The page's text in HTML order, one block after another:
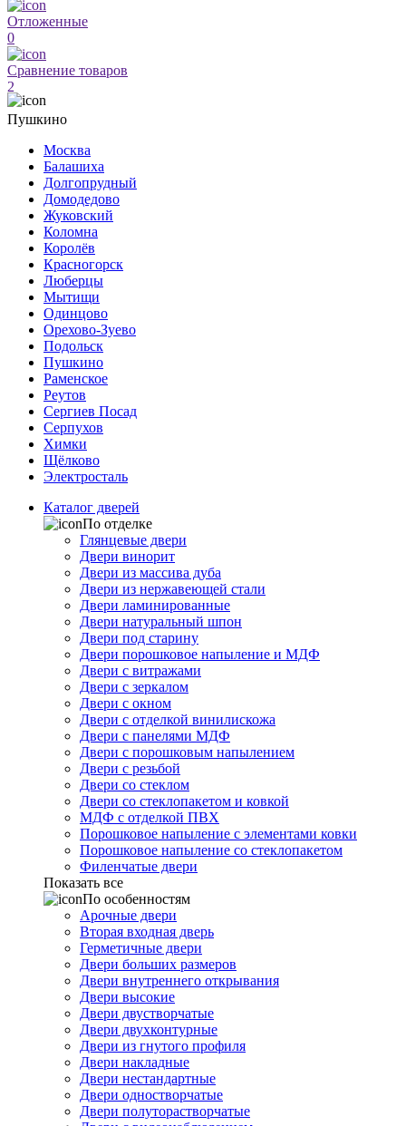
Отложенные
0
Сравнение товаров
2
Пушкино
Москва
Балашиха
Долгопрудный
Домодедово
Жуковский
Коломна
Королёв
Красногорск
Люберцы
Мытищи
Одинцово
Орехово-Зуево
Подольск
Пушкино
Раменское
Реутов
Сергиев Посад
Серпухов
Химки
Щёлково
Электросталь
Каталог дверей
По отделке
Глянцевые двери
Двери винорит
Двери из массива дуба
Двери из нержавеющей стали
Двери ламинированные
Двери натуральный шпон
Двери под старину
Двери порошковое напыление и МДФ
Двери с витражами
Двери с зеркалом
Двери с окном
Двери с отделкой винилискожа
Двери с панелями МДФ
Двери с порошковым напылением
Двери с резьбой
Двери со стеклом
Двери со стеклопакетом и ковкой
МДФ с отделкой ПВХ
Порошковое напыление с элементами ковки
Порошковое напыление со стеклопакетом
Филенчатые двери
Показать все
По особенностям
Арочные двери
Вторая входная дверь
Герметичные двери
Двери больших размеров
Двери внутреннего открывания
Двери высокие
Двери двустворчатые
Двери двухконтурные
Двери из гнутого профиля
Двери накладные
Двери нестандартные
Двери одностворчатые
Двери полуторастворчатые